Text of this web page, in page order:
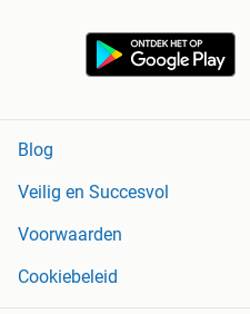
Blog
Veilig en Succesvol
Voorwaarden
Cookiebeleid